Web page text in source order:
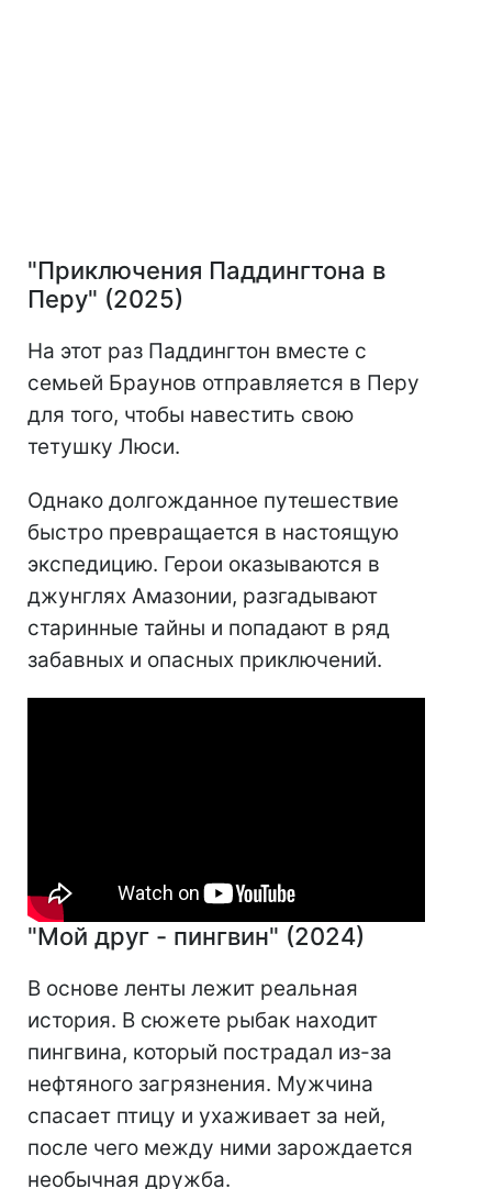
"Приключения Паддингтона в
Перу" (2025)
На этот раз Паддингтон вместе с
семьей Браунов отправляется в Перу
для того, чтобы навестить свою
тетушку Люси.
Однако долгожданное путешествие
быстро превращается в настоящую
экспедицию. Герои оказываются в
джунглях Амазонии, разгадывают
старинные тайны и попадают в ряд
забавных и опасных приключений.
"Мой друг - пингвин" (2024)
В основе ленты лежит реальная
история. В сюжете рыбак находит
пингвина, который пострадал из-за
нефтяного загрязнения. Мужчина
спасает птицу и ухаживает за ней,
после чего между ними зарождается
необычная дружба.